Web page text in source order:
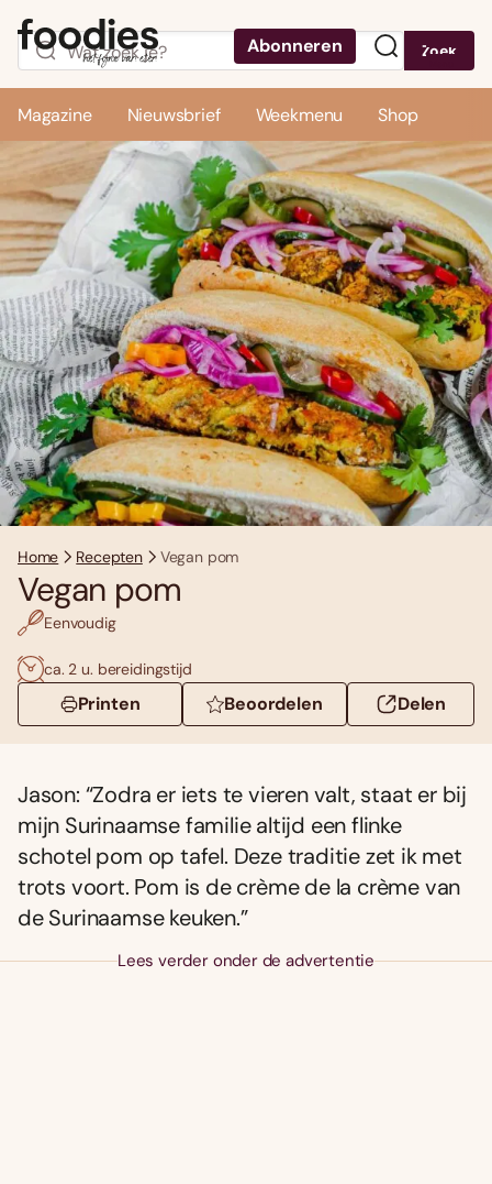
Abonneren Zoek
Magazine Nieuwsbrief Weekmenu Shop
Home Recepten Vegan pom
Vegan pom
Eenvoudig
ca. 2 u. bereidingstijd
Printen Beoordelen Delen
Jason: “Zodra er iets te vieren valt, staat er bij
mijn Surinaamse familie altijd een flinke
schotel pom op tafel. Deze traditie zet ik met
trots voort. Pom is de crème de la crème van
de Surinaamse keuken.”
Lees verder onder de advertentie